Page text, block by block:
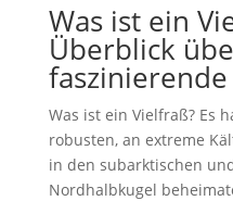
Was ist ein
Überblick
Was ist ein Vielfraß? Es
robusten, an extreme
in den subarktischen
Nordhalbkugel